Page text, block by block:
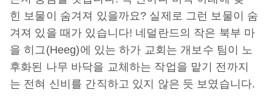
힌 보물이 숨겨져 있을까요? 실제로 그런 보물이 숨
겨져 있을 때가 있습니다! 네덜란드의 작은 북부 마
을 히그(Heeg)에 있는 하가 교회는 개보수 팀이 노
후화된 나무 바닥을 교체하는 작업을 맡기 전까지
는 전혀 신비를 간직하고 있지 않은 듯 보였습니다.